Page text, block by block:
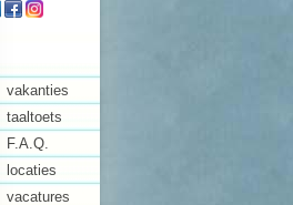
vakanties
taaltoets
F.A.Q.
locaties
vacatures